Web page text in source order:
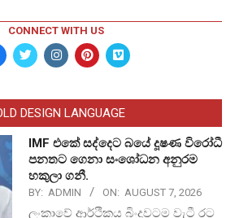
CONNECT WITH US
DESIGN LANGUAGE
IMF එකේ සද්දෙට බයේ දූෂණ විරෝධී
පනතට ගෙනා සංශෝධන අනුරම
හකුලා ගනී.
BY: ADMIN ON: AUGUST 7, 2026
ලංකාවේ ආර්ථිකය බිංදුවටම වැටී රට